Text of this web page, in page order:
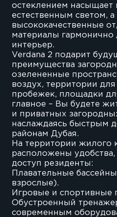
остеклением
естественным светом, а
высококачественные
материалы гармонично
интерьер.
Verdana 2 подарит
преимущества
озелененные
воздух, территории
пробежек, площадки
главное – Вы будете
и приватных
наслаждаясь быстрым
районам Дубая.
На территории жилого
расположены
доступ резиденты:
Плавательные
взрослые).
Игровые и спортивные
Обустроенный
современным